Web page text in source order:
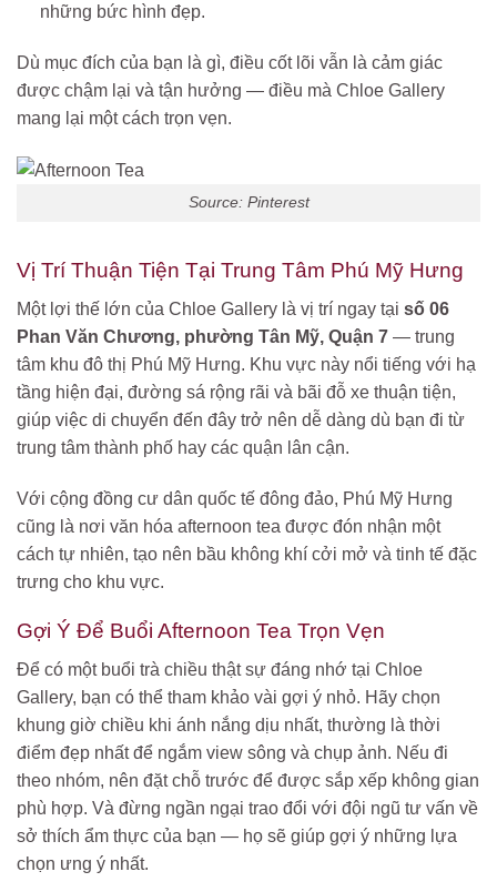
những bức hình đẹp.
Dù mục đích của bạn là gì, điều cốt lõi vẫn là cảm giác
được chậm lại và tận hưởng — điều mà Chloe Gallery
mang lại một cách trọn vẹn.
Source: Pinterest
Vị Trí Thuận Tiện Tại Trung Tâm Phú Mỹ Hưng
Một lợi thế lớn của Chloe Gallery là vị trí ngay tại số 06
Phan Văn Chương, phường Tân Mỹ, Quận 7 — trung
tâm khu đô thị Phú Mỹ Hưng. Khu vực này nổi tiếng với hạ
tầng hiện đại, đường sá rộng rãi và bãi đỗ xe thuận tiện,
giúp việc di chuyển đến đây trở nên dễ dàng dù bạn đi từ
trung tâm thành phố hay các quận lân cận.
Với cộng đồng cư dân quốc tế đông đảo, Phú Mỹ Hưng
cũng là nơi văn hóa afternoon tea được đón nhận một
cách tự nhiên, tạo nên bầu không khí cởi mở và tinh tế đặc
trưng cho khu vực.
Gợi Ý Để Buổi Afternoon Tea Trọn Vẹn
Để có một buổi trà chiều thật sự đáng nhớ tại Chloe
Gallery, bạn có thể tham khảo vài gợi ý nhỏ. Hãy chọn
khung giờ chiều khi ánh nắng dịu nhất, thường là thời
điểm đẹp nhất để ngắm view sông và chụp ảnh. Nếu đi
theo nhóm, nên đặt chỗ trước để được sắp xếp không gian
phù hợp. Và đừng ngần ngại trao đổi với đội ngũ tư vấn về
sở thích ẩm thực của bạn — họ sẽ giúp gợi ý những lựa
chọn ưng ý nhất.